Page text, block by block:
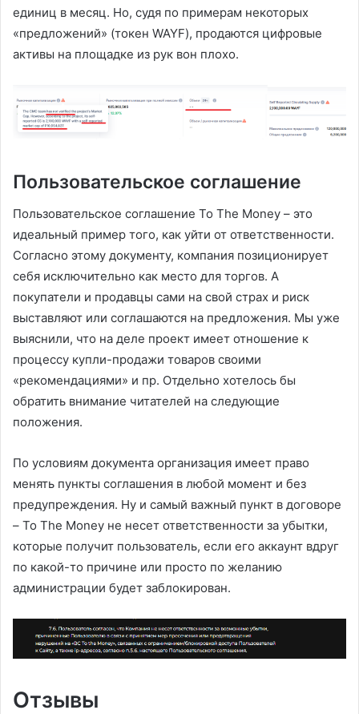
единиц в месяц. Но, судя по примерам некоторых
«предложений» (токен WAYF), продаются цифровые
активы на площадке из рук вон плохо.
Пользовательское соглашение
Пользовательское соглашение To The Money – это
идеальный пример того, как уйти от ответственности.
Согласно этому документу, компания позиционирует
себя исключительно как место для торгов. А
покупатели и продавцы сами на свой страх и риск
выставляют или соглашаются на предложения. Мы уже
выяснили, что на деле проект имеет отношение к
процессу купли-продажи товаров своими
«рекомендациями» и пр. Отдельно хотелось бы
обратить внимание читателей на следующие
положения.
По условиям документа организация имеет право
менять пункты соглашения в любой момент и без
предупреждения. Ну и самый важный пункт в договоре
– To The Money не несет ответственности за убытки,
которые получит пользователь, если его аккаунт вдруг
по какой-то причине или просто по желанию
администрации будет заблокирован.
Отзывы